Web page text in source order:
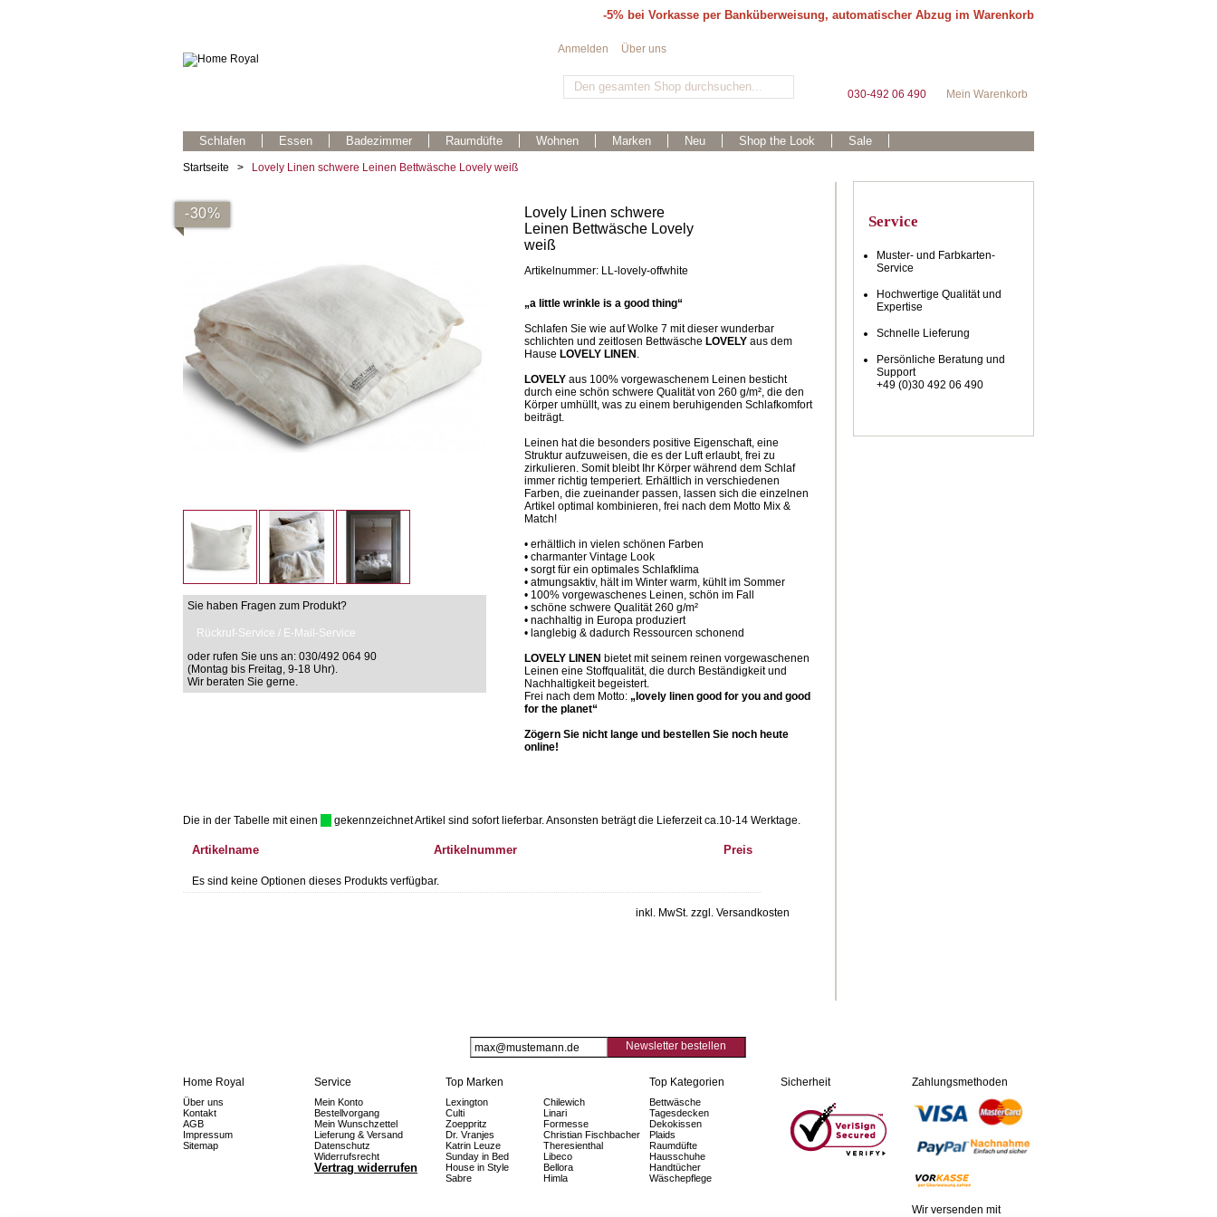
-5% bei Vorkasse per Banküberweisung, automatischer Abzug im Warenkorb
Mein Warenkorb
030-492 06 490
Schlafen Essen Badezimmer Raumdüfte Wohnen Marken Neu Shop the Look Sale
Anmelden Über uns
Startseite > Lovely Linen schwere Leinen Bettwäsche Lovely weiß
-30%
Sie haben Fragen zum Produkt?
Rückruf-Service / E-Mail-Service
oder rufen Sie uns an: 030/492 064 90
(Montag bis Freitag, 9-18 Uhr).
Wir beraten Sie gerne.
Lovely Linen schwere
Leinen Bettwäsche Lovely
weiß
Artikelnummer: LL-lovely-offwhite
„a little wrinkle is a good thing“
Schlafen Sie wie auf Wolke 7 mit dieser wunderbar
schlichten und zeitlosen Bettwäsche LOVELY aus dem
Hause LOVELY LINEN .
LOVELY aus 100% vorgewaschenem Leinen besticht
durch eine schön schwere Qualität von 260 g/m², die den
Körper umhüllt, was zu einem beruhigenden Schlafkomfort
beiträgt.
Leinen hat die besonders positive Eigenschaft, eine
Struktur aufzuweisen, die es der Luft erlaubt, frei zu
zirkulieren. Somit bleibt Ihr Körper während dem Schlaf
immer richtig temperiert. Erhältlich in verschiedenen
Farben, die zueinander passen, lassen sich die einzelnen
Artikel optimal kombinieren, frei nach dem Motto Mix &
Match!
• erhältlich in vielen schönen Farben
• charmanter Vintage Look
• sorgt für ein optimales Schlafklima
• atmungsaktiv, hält im Winter warm, kühlt im Sommer
• 100% vorgewaschenes Leinen, schön im Fall
• schöne schwere Qualität 260 g/m²
• nachhaltig in Europa produziert
• langlebig & dadurch Ressourcen schonend
LOVELY LINEN bietet mit seinem reinen vorgewaschenen
Leinen eine Stoffqualität, die durch Beständigkeit und
Nachhaltigkeit begeistert.
Frei nach dem Motto: „ lovely linen good for you and good
for the planet“
Zögern Sie nicht lange und bestellen Sie noch heute
online!
Die in der Tabelle mit einen gekennzeichnet Artikel sind sofort lieferbar.Ansonsten beträgt die Lieferzeit ca.10-14 Werktage.
Artikelname Artikelnummer Preis
Es sind keine Optionen dieses Produkts verfügbar.
inkl. MwSt. zzgl. Versandkosten
Service
Muster- und Farbkarten-
Service
Hochwertige Qualität und
Expertise
Schnelle Lieferung
Persönliche Beratung und
Support
+49 (0)30 492 06 490
Newsletter bestellen
Home Royal
Über uns
Kontakt
AGB
Impressum
Sitemap
Service
Mein Konto
Bestellvorgang
Mein Wunschzettel
Lieferung & Versand
Datenschutz
Widerrufsrecht
Vertrag widerrufen
Top Marken
Lexington
Chilewich
Culti
Linari
Zoeppritz
Formesse
Dr. Vranjes
Christian Fischbacher
Katrin Leuze
Theresienthal
Sunday in Bed
Libeco
House in Style
Bellora
Sabre
Himla
Top Kategorien
Bettwäsche
Tagesdecken
Dekokissen
Plaids
Raumdüfte
Hausschuhe
Handtücher
Wäschepflege
Sicherheit Zahlungsmethoden
Wir versenden mit